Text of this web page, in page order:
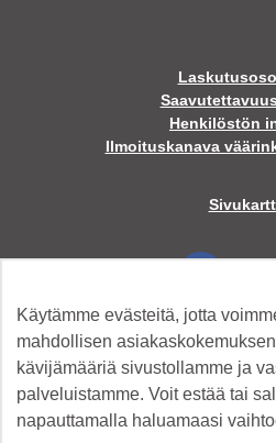
Henkilöstön
Ilmoituskanava
Käytämme evästeitä, jotta
mahdollisen
kävijämääriä sivustollamme ja
palveluistamme. Voit estää tai
napauttamalla haluamaasi